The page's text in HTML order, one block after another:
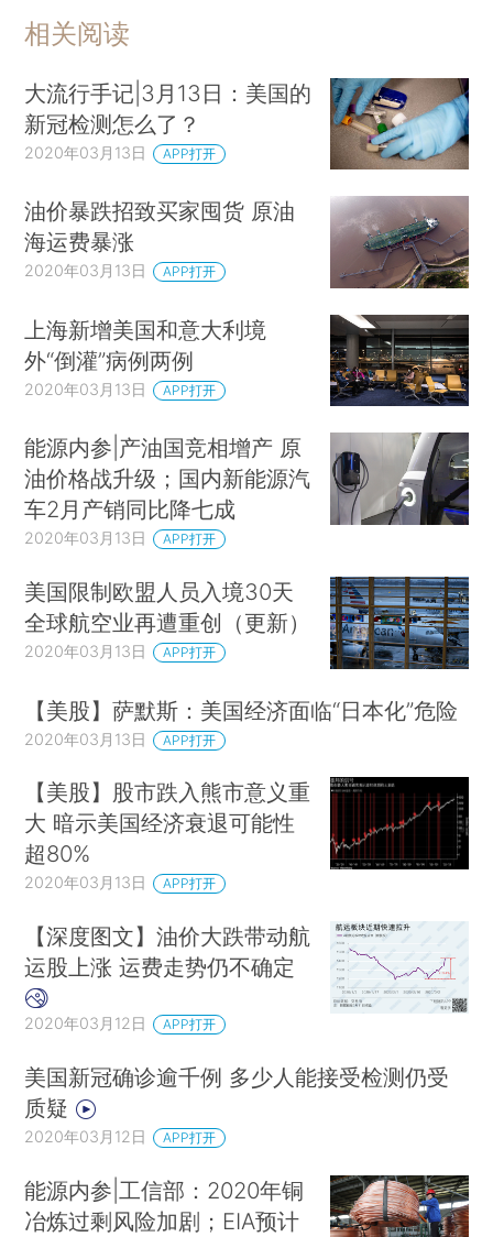
相关阅读
大流行手记|3月13日：美国的
新冠检测怎么了？
2020年03月13日 APP打开
油价暴跌招致买家囤货 原油
海运费暴涨
2020年03月13日 APP打开
上海新增美国和意大利境
外“倒灌”病例两例
2020年03月13日 APP打开
能源内参|产油国竞相增产 原
油价格战升级；国内新能源汽
车2月产销同比降七成
2020年03月13日 APP打开
美国限制欧盟人员入境30天
全球航空业再遭重创（更新）
2020年03月13日 APP打开
【美股】萨默斯：美国经济面临“日本化”危险
2020年03月13日 APP打开
【美股】股市跌入熊市意义重
大 暗示美国经济衰退可能性
超80%
2020年03月13日 APP打开
【深度图文】油价大跌带动航
运股上涨 运费走势仍不确定
2020年03月12日 APP打开
美国新冠确诊逾千例 多少人能接受检测仍受
质疑
2020年03月12日 APP打开
能源内参|工信部：2020年铜
冶炼过剩风险加剧；EIA预计